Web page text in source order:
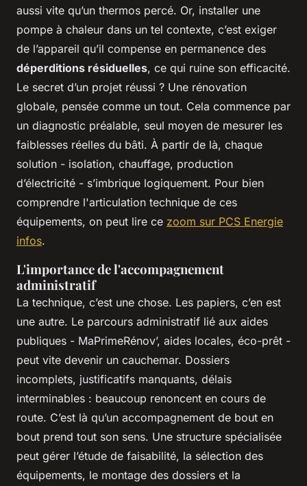
aussi vite qu’un thermos percé. Or, installer une
pompe à chaleur dans un tel contexte, c’est exiger
de l’appareil qu’il compense en permanence des
déperditions résiduelles, ce qui ruine son efficacité.
Le secret d’un projet réussi ? Une rénovation
globale, pensée comme un tout. Cela commence par
un diagnostic préalable, seul moyen de mesurer les
faiblesses réelles du bâti. À partir de là, chaque
solution - isolation, chauffage, production
d’électricité - s’imbrique logiquement. Pour bien
comprendre l'articulation technique de ces
équipements, on peut lire ce zoom sur PCS Energie
infos.
L'importance de l'accompagnement
administratif
La technique, c’est une chose. Les papiers, c’en est
une autre. Le parcours administratif lié aux aides
publiques - MaPrimeRénov’, aides locales, éco-prêt -
peut vite devenir un cauchemar. Dossiers
incomplets, justificatifs manquants, délais
interminables : beaucoup renoncent en cours de
route. C’est là qu’un accompagnement de bout en
bout prend tout son sens. Une structure spécialisée
peut gérer l’étude de faisabilité, la sélection des
équipements, le montage des dossiers et la